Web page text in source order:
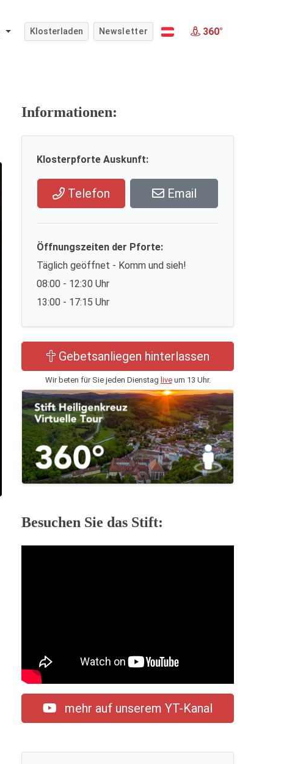
Klosterladen Newsletter 360°
Informationen:
Klosterpforte Auskunft:
Telefon Email
Öffnungszeiten der Pforte:
Täglich geöffnet - Komm und sieh!
08:00 - 12:30 Uhr
13:00 - 17:15 Uhr
Gebetsanliegen hinterlassen
Wir beten für Sie jeden Dienstag liveum 13 Uhr.
Besuchen Sie das Stift:
mehr auf unserem YT-Kanal